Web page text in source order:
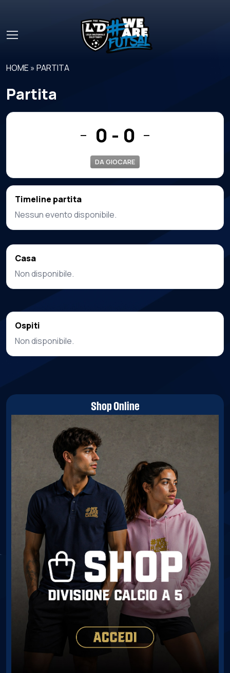
HOME »PARTITA
Partita
— 0 - 0 —
DA GIOCARE
Timeline partita
Nessun evento disponibile.
Casa
Non disponibile.
Ospiti
Non disponibile.
Shop Online